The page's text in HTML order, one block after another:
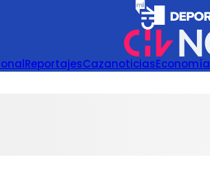
ReportajesCazanoticiasEconomía